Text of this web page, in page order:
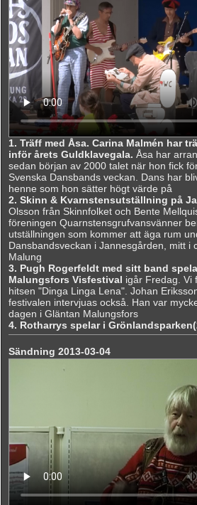
1. Träff med Åsa. Carina Malmén har
inför årets Guldklavegala. Åsa har
sedan början av 2000 talet när hon fick
Svenska Dansbands veckan. Dans har
henne som hon sätter högt värde på
2. Skinn & Kvarnstensutställning på
Olsson från Skinnfolket och Bente
föreningen Quarnstensgrufvansvänner
utställningen som kommer att äga rum
Dansbandsveckan i Jannesgården, mitt i
Malung
3. Pugh Rogerfeldt med sitt band
Malungsfors Visfestival igår Fredag. Vi
hitsen "Dinga Linga Lena". Johan
festivalen intervjuas också. Han var
dagen i Gläntan Malungsfors
4. Rotharrys spelar i
Sändning 2013-03-04